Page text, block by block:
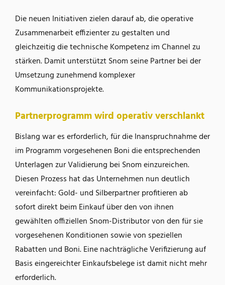
Die neuen Initiativen zielen darauf ab, die operative
Zusammenarbeit effizienter zu gestalten und
gleichzeitig die technische Kompetenz im Channel zu
stärken. Damit unterstützt Snom seine Partner bei der
Umsetzung zunehmend komplexer
Kommunikationsprojekte.
Partnerprogramm wird operativ verschlankt
Bislang war es erforderlich, für die Inanspruchnahme der
im Programm vorgesehenen Boni die entsprechenden
Unterlagen zur Validierung bei Snom einzureichen.
Diesen Prozess hat das Unternehmen nun deutlich
vereinfacht: Gold- und Silberpartner profitieren ab
sofort direkt beim Einkauf über den von ihnen
gewählten offiziellen Snom-Distributor von den für sie
vorgesehenen Konditionen sowie von speziellen
Rabatten und Boni. Eine nachträgliche Verifizierung auf
Basis eingereichter Einkaufsbelege ist damit nicht mehr
erforderlich.